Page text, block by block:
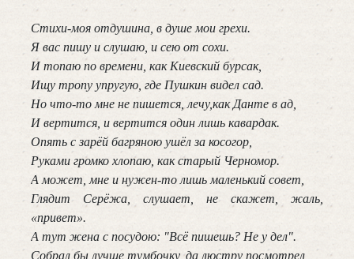
Стихи-моя отдушина, в душе мои грехи.
Я вас пишу и слушаю, и сею от сохи.
И топаю по времени, как Киевский бурсак,
Ищу тропу упругую, где Пушкин видел сад.
Но что-то мне не пишется, лечу,как Данте в ад,
И вертится, и вертится один лишь кавардак.
Опять с зарёй багряною ушёл за косогор,
Руками громко хлопаю, как старый Черномор.
А может, мне и нужен-то лишь маленький совет,
Глядит Серёжа, слушает, не скажет, жаль,
«привет».
А тут жена с посудою: "Всё пишешь? Не у дел".
Собрал бы лучше тумбочку, да люстру посмотрел,